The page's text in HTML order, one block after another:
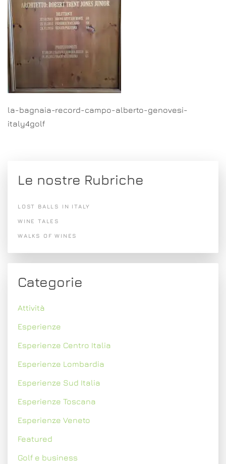
la-bagnaia-record-campo-alberto-genovesi-
italy4golf
Le nostre Rubriche
LOST BALLS IN ITALY
WINE TALES
WALKS OF WINES
Categorie
Attività
Esperienze
Esperienze Centro Italia
Esperienze Lombardia
Esperienze Sud Italia
Esperienze Toscana
Esperienze Veneto
Featured
Golf e business